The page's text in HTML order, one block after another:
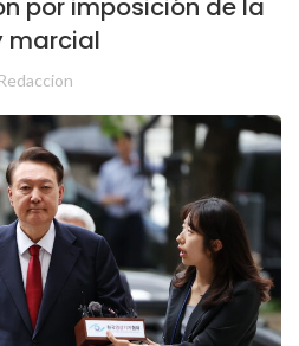
por imposición de la
marcial
Redaccion